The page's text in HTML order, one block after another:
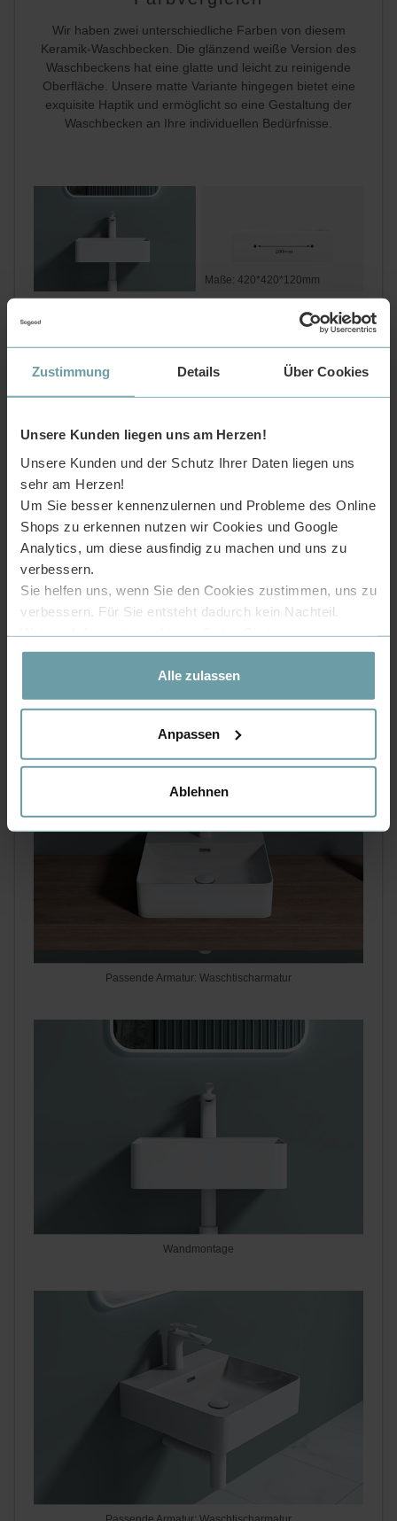
Zustimmung Details Über Cookies
Unsere Kunden liegen uns am Herzen!
Unsere Kunden und der Schutz Ihrer Daten liegen uns
sehr am Herzen!
Um Sie besser kennenzulernen und Probleme des Online
Shops zu erkennen nutzen wir Cookies und Google
Analytics, um diese ausfindig zu machen und uns zu
verbessern.
Sie helfen uns, wenn Sie den Cookies zustimmen, uns zu
verbessern. Für Sie entsteht dadurch kein Nachteil.
Datenschutzerklärung.
Alle zulassen
Anpassen
Ablehnen
Wir haben zwei unterschiedliche Farben von diesem
Keramik-Waschbecken. Die glänzend weiße Version des
Waschbeckens hat eine glatte und leicht zu reinigende
Oberfläche. Unsere matte Variante hingegen bietet eine
exquisite Haptik und ermöglicht so eine Gestaltung der
Waschbecken an Ihre individuellen Bedürfnisse.
Maße: 420*420*120mm
Maße: 600*420*120mm
Als Aufsatzwaschbecken
Passende Armatur: Waschtischarmatur
Wandmontage